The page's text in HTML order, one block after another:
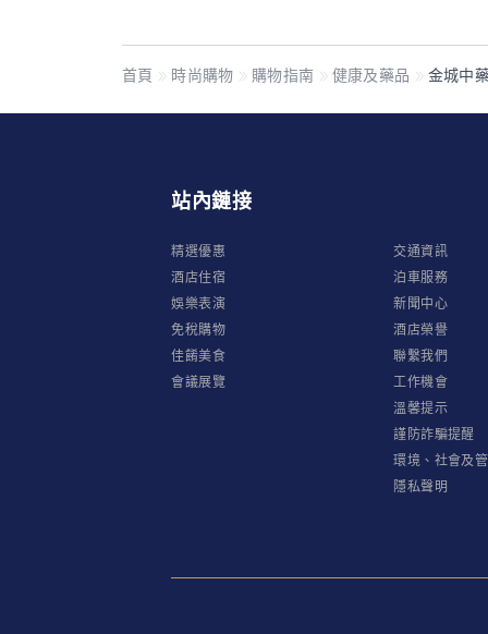
首頁 時尚購物 購物指南 健康及藥品 金城中
站內鏈接
精選優惠
酒店住宿
娛樂表演
免稅購物
佳餚美食
會議展覽
交通資訊
泊車服務
新聞中心
酒店榮譽
聯繫我們
工作機會
溫馨提示
謹防詐騙提醒
環境、社會及
隱私聲明